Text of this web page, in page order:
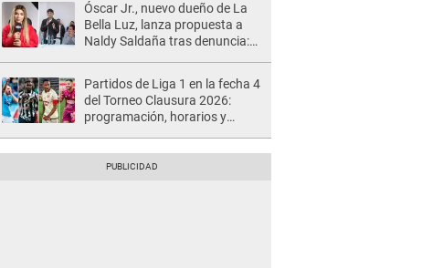
Óscar Jr., nuevo dueño de La
Bella Luz, lanza propuesta a
Naldy Saldaña tras denuncia:
Partidos de Liga 1 en la fecha 4
del Torneo Clausura 2026:
programación, horarios y